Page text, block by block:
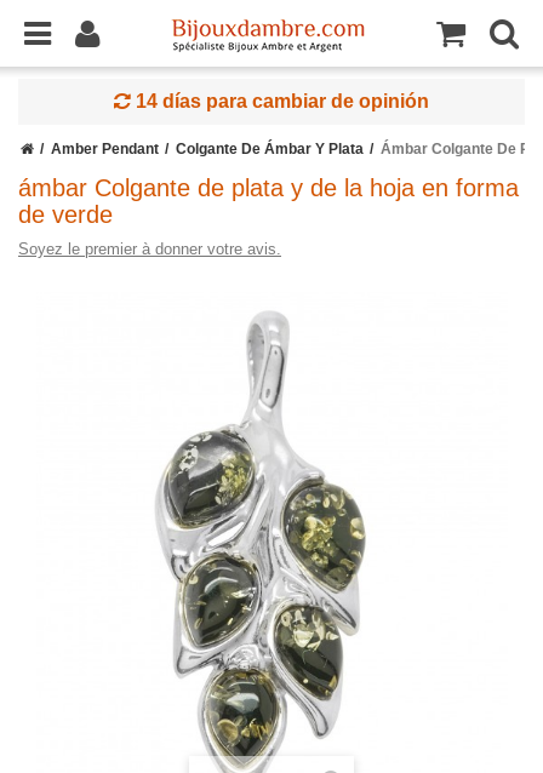
14 días para cambiar de opinión
Amber Pendant Colgante De Ámbar Y Plata Ámbar Colgante De
ámbar Colgante de plata y de la hoja en forma
de verde
Soyez le premier à donner votre avis.